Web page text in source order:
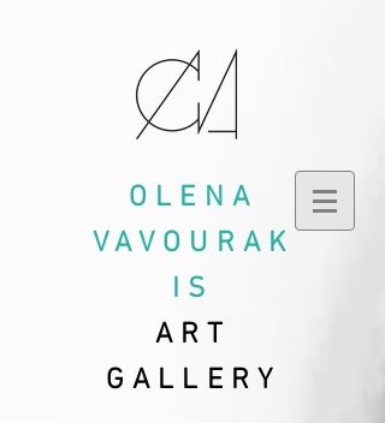
OLENA
VAVOURAK
IS
ART
GALLERY